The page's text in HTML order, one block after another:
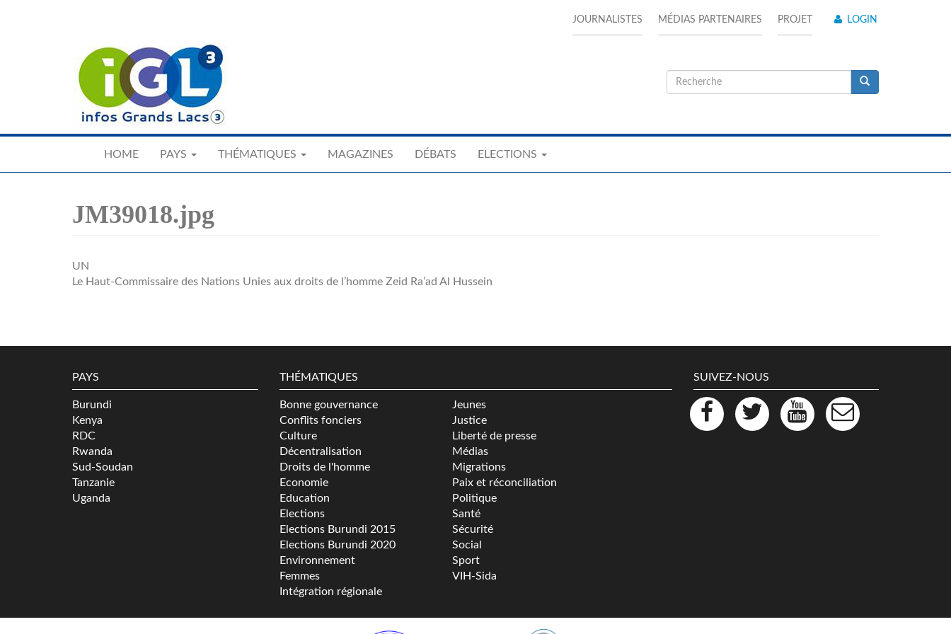
JOURNALISTES MÉDIAS PARTENAIRES PROJET LOGIN
Formulaire
recherche
HOME PAYS THÉMATIQUES MAGAZINES DÉBATS ELECTIONS
JM39018.jpg
UN
Le Haut-Commissaire des Nations Unies aux droits de l’homme Zeid Ra’ad Al Hussein
PAYS
Burundi
Kenya
RDC
Rwanda
Sud-Soudan
Tanzanie
Uganda
THÉMATIQUES
Bonne gouvernance
Conflits fonciers
Culture
Décentralisation
Droits de l'homme
Economie
Education
Elections
Elections Burundi 2015
Elections Burundi 2020
Environnement
Femmes
Intégration régionale
Jeunes
Justice
Liberté de presse
Médias
Migrations
Paix et réconciliation
Politique
Santé
Sécurité
Social
Sport
VIH-Sida
SUIVEZ-NOUS